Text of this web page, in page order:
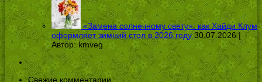
«Замена солнечному свету»: как Хайди Клум
оформляет зимний стол в 2026 году 30.07.2026 |
Автор: kmveg
Свежие комментарии